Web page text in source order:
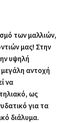
των μαλλιών,
μας! Στην
υψηλή
μεγάλη αντοχή
να
ως
για τα
διάλυμα.